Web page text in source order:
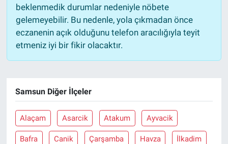
beklenmedik durumlar nedeniyle nöbete
gelemeyebilir. Bu nedenle, yola çıkmadan önce
eczanenin açık olduğunu telefon aracılığıyla teyit
etmeniz iyi bir fikir olacaktır.
Samsun Diğer İlçeler
Alaçam Asarcik Atakum Ayvacik
Bafra Canik Çarşamba Havza İlkadim